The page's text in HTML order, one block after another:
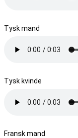
Tysk mand
Tysk kvinde
Fransk mand